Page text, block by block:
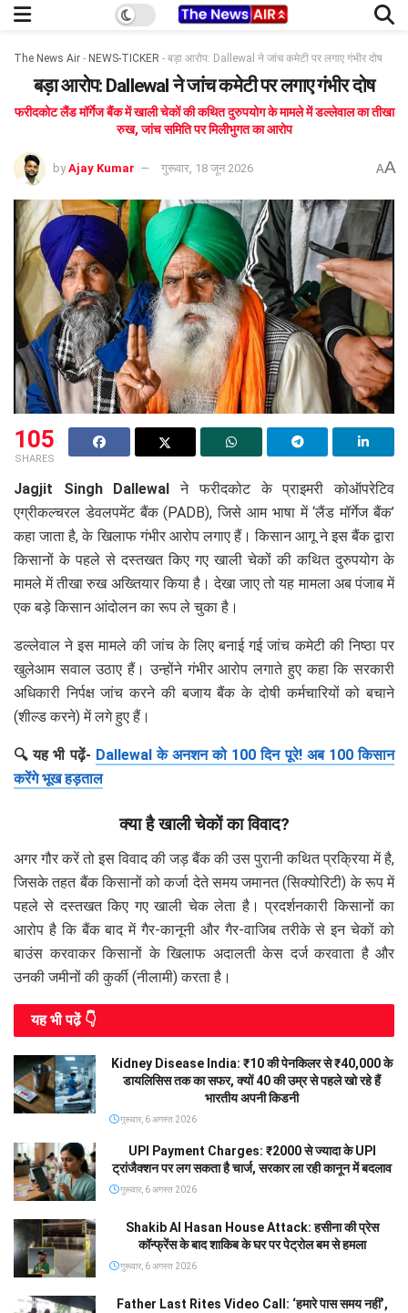
The News Air - NEWS-TICKER - बड़ा आरोप: Dallewal ने जांच कमेटी पर लगाए गंभीर दोष
बड़ा आरोप: Dallewal ने जांच कमेटी पर लगाए गंभीर दोष
फरीदकोट लैंड मॉर्गेज बैंक में खाली चेकों की कथित दुरुपयोग के मामले में डल्लेवाल का तीखा
रुख, जांच समिति पर मिलीभुगत का आरोप
by Ajay Kumar गुरूवार, 18 जून 2026 AA
105
SHARES
Jagjit Singh Dallewal ने फरीदकोट के प्राइमरी कोऑपरेटिव
एग्रीकल्चरल डेवलपमेंट बैंक (PADB), जिसे आम भाषा में ‘लैंड मॉर्गेज बैंक’
कहा जाता है, के खिलाफ गंभीर आरोप लगाए हैं। किसान आगू ने इस बैंक द्वारा
किसानों के पहले से दस्तखत किए गए खाली चेकों की कथित दुरुपयोग के
मामले में तीखा रुख अख्तियार किया है। देखा जाए तो यह मामला अब पंजाब में
एक बड़े किसान आंदोलन का रूप ले चुका है।
डल्लेवाल ने इस मामले की जांच के लिए बनाई गई जांच कमेटी की निष्ठा पर
खुलेआम सवाल उठाए हैं। उन्होंने गंभीर आरोप लगाते हुए कहा कि सरकारी
अधिकारी निर्पक्ष जांच करने की बजाय बैंक के दोषी कर्मचारियों को बचाने
(शील्ड करने) में लगे हुए हैं।
🔍 यह भी पढ़ें- Dallewal के अनशन को 100 दिन पूरे! अब 100 किसान
करेंगे भूख हड़ताल
क्या है खाली चेकों का विवाद?
अगर गौर करें तो इस विवाद की जड़ बैंक की उस पुरानी कथित प्रक्रिया में है,
जिसके तहत बैंक किसानों को कर्जा देते समय जमानत (सिक्योरिटी) के रूप में
पहले से दस्तखत किए गए खाली चेक लेता है। प्रदर्शनकारी किसानों का
आरोप है कि बैंक बाद में गैर-कानूनी और गैर-वाजिब तरीके से इन चेकों को
बाउंस करवाकर किसानों के खिलाफ अदालती केस दर्ज करवाता है और
उनकी जमीनों की कुर्की (नीलामी) करता है।
यह भी पढे़ं 👇
Kidney Disease India: ₹10 की पेनकिलर से ₹40,000 के
डायलिसिस तक का सफर, क्यों 40 की उम्र से पहले खो रहे हैं
भारतीय अपनी किडनी
गुरूवार, 6 अगस्त 2026
UPI Payment Charges: ₹2000 से ज्यादा के UPI
ट्रांजैक्शन पर लग सकता है चार्ज, सरकार ला रही कानून में बदलाव
गुरूवार, 6 अगस्त 2026
Shakib Al Hasan House Attack: हसीना की प्रेस
कॉन्फ्रेंस के बाद शाकिब के घर पर पेट्रोल बम से हमला
गुरूवार, 6 अगस्त 2026
Father Last Rites Video Call: ‘हमारे पास समय नहीं’,